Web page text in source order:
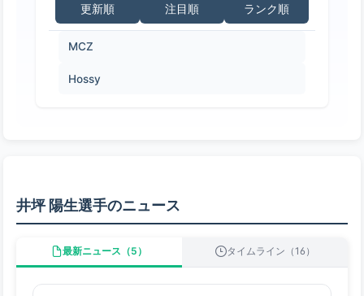
更新順 注目順 ランク順
MCZ
Hossy
井坪 陽生選手のニュース
最新ニュース（5） タイムライン（16）